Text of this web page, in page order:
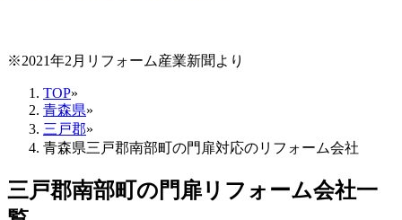
※2021年2月リフォーム産業新聞より
TOP»
青森県»
三戸郡»
青森県三戸郡南部町の門扉対応のリフォーム会社
三戸郡南部町の門扉リフォーム会社一